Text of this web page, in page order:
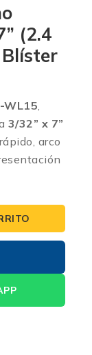
(2.4
WL15
3/32” x 7”
arco